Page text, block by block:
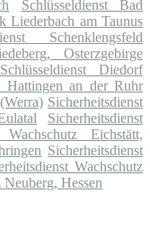
Schlüsseldienst Bad
Liederbach am Taunus
Schenklengsfeld
Osterzgebirge
Schlüsseldienst Diedorf
Hattingen an der Ruhr
Sicherheitsdienst
Sicherheitsdienst
Wachschutz Eichstätt,
Sicherheitsdienst
Wachschutz
Hessen